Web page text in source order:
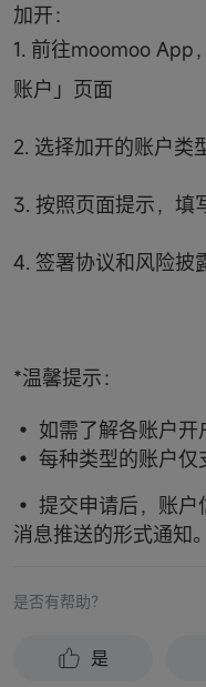
加开：
1. 前往moomoo App
账户」页面
2. 选择加开的账户类
3. 按照页面提示，填
4. 签署协议和风险披
*温馨提示：
• 如需了解各账户开
• 每种类型的账户仅
• 提交申请后，账户
消息推送的形式通知。
是否有帮助？
是